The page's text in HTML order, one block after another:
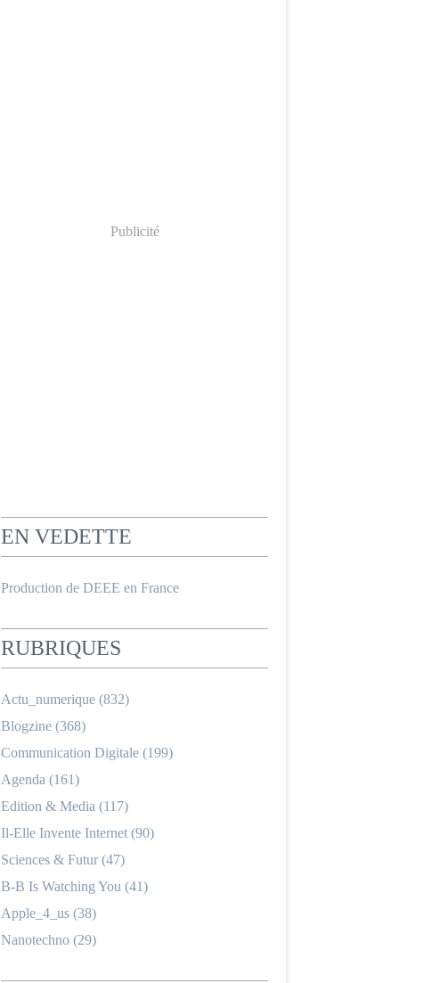
Publicité
EN VEDETTE
Production de DEEE en France
RUBRIQUES
Actu_numerique (832)
Blogzine (368)
Communication Digitale (199)
Agenda (161)
Edition & Media (117)
Il-Elle Invente Internet (90)
Sciences & Futur (47)
B-B Is Watching You (41)
Apple_4_us (38)
Nanotechno (29)